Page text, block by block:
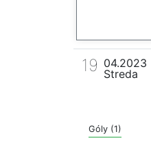
19 04.2023
Streda
Góly (1)